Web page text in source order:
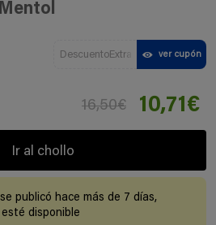
DescuentoExtra ver cupón
16,50€ 10,71€
Ir al chollo
publicó hace más de 7 días,
disponible